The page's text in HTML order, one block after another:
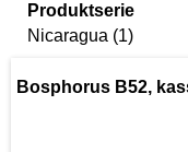
Produktserie
Nicaragua (1)
Bosphorus B52,